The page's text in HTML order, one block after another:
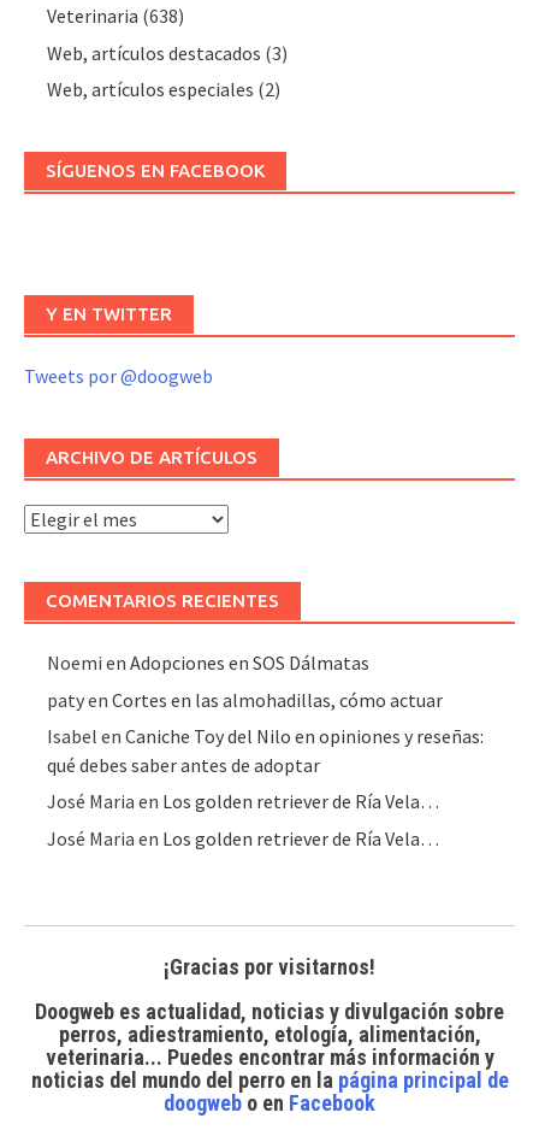
Veterinaria (638)
Web, artículos destacados (3)
Web, artículos especiales (2)
SÍGUENOS EN FACEBOOK
Y EN TWITTER
Tweets por @doogweb
ARCHIVO DE ARTÍCULOS
Archivo
artículos
COMENTARIOS RECIENTES
Noemi enAdopciones en SOS Dálmatas
patyenCortes en las almohadillas, cómo actuar
Isabel enCaniche Toy del Nilo en opiniones y reseñas:
qué debes saber antes de adoptar
José Maria en Los golden retriever de Ría Vela…
José Maria en Los golden retriever de Ría Vela…
¡Gracias por visitarnos!
Doogweb es actualidad, noticias y divulgación sobre
perros, adiestramiento, etología, alimentación,
veterinaria... Puedes encontrar más información y
noticias del mundo del perroen la página principal de
doogweb o en Facebook